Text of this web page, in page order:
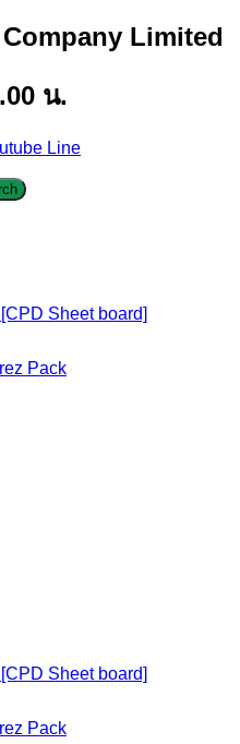
Limited
น.
Line
Sheet board]
Pack
Sheet board]
Pack